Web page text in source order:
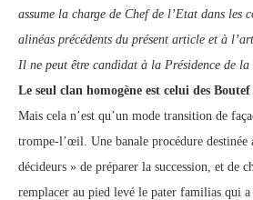
assume la charge de Chef de l’Etat dans les
alinéas précédents du présent article et à
Il ne peut être candidat à la Présidence de la
Le seul clan homogène est celui des Boutef
Mais cela n’est qu’un mode transition de
trompe-l’œil. Une banale procédure destinée
décideurs » de préparer la succession, et de
remplacer au pied levé le pater familias qui